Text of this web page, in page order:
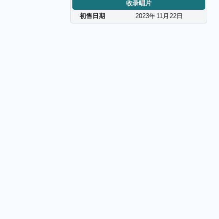
收录唱片
初售日期
2023年 11月 22日